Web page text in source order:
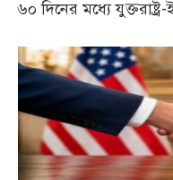
৬০ দিনের মধ্যে